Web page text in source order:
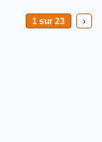
1 sur 23 ›